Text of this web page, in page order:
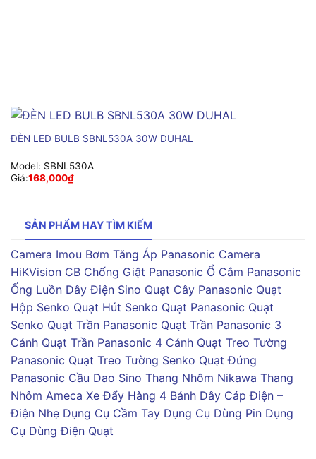
ĐÈN LED BULB SBNL530A 30W DUHAL
Model: SBNL530A
Giá:168,000₫
SẢN PHẨM HAY TÌM KIẾM
Camera Imou Bơm Tăng Áp Panasonic Camera
HiKVision CB Chống Giật Panasonic Ổ Cắm Panasonic
Ống Luồn Dây Điện Sino Quạt Cây Panasonic Quạt
Hộp Senko Quạt Hút Senko Quạt Panasonic Quạt
Senko Quạt Trần Panasonic Quạt Trần Panasonic 3
Cánh Quạt Trần Panasonic 4 Cánh Quạt Treo Tường
Panasonic Quạt Treo Tường Senko Quạt Đứng
Panasonic Cầu Dao Sino Thang Nhôm Nikawa Thang
Nhôm Ameca Xe Đẩy Hàng 4 Bánh Dây Cáp Điện –
Điện Nhẹ Dụng Cụ Cầm Tay Dụng Cụ Dùng Pin Dụng
Cụ Dùng Điện Quạt